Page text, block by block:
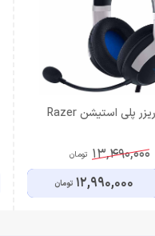
هدست ریزر پلی استیشن Razer
13,490,000 تومان
12,990,000 تومان